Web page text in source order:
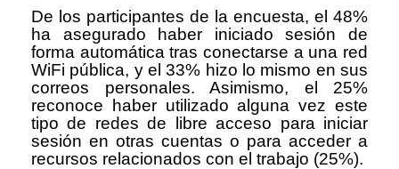
De los participantes de la encuesta, el 48%
ha asegurado haber iniciado sesión de
forma automática tras conectarse a una red
WiFi pública, y el 33% hizo lo mismo en sus
correos personales. Asimismo, el 25%
reconoce haber utilizado alguna vez este
tipo de redes de libre acceso para iniciar
sesión en otras cuentas o para acceder a
recursos relacionados con el trabajo (25%).